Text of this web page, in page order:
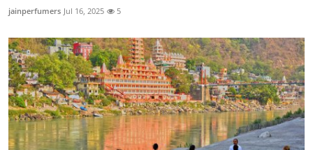
jainperfumers Jul 16, 2025 5